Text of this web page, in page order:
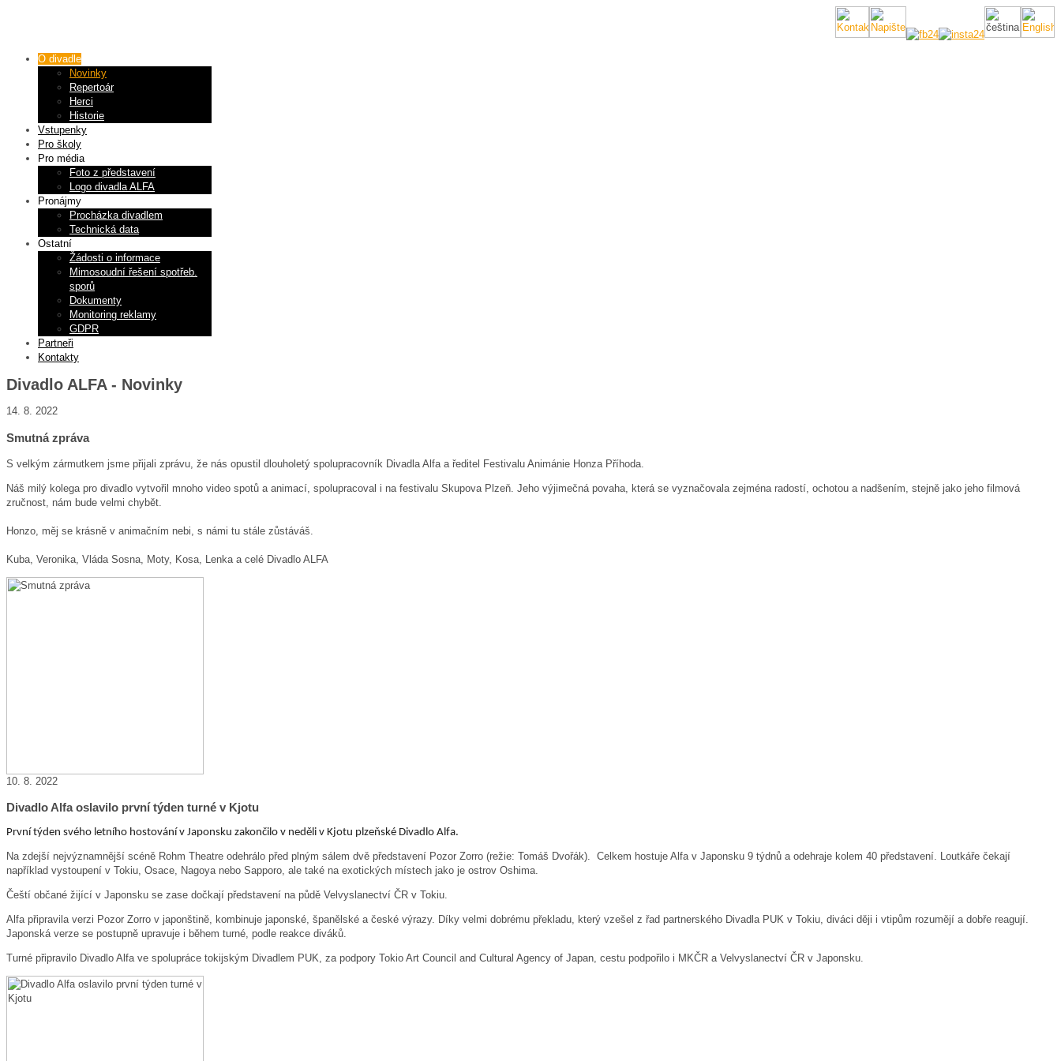
O divadle
Novinky
Repertoár
Herci
Historie
Vstupenky
Pro školy
Pro média
Foto z představení
Logo divadla ALFA
Pronájmy
Procházka divadlem
Technická data
Ostatní
Žádosti o informace
Mimosoudní řešení spotřeb.
sporů
Dokumenty
Monitoring reklamy
GDPR
Partneři
Kontakty
Divadlo ALFA - Novinky
14. 8. 2022
Smutná zpráva
S velkým zármutkem jsme přijali zprávu, že nás opustil dlouholetý spolupracovník Divadla Alfa a ředitel Festivalu Animánie Honza Příhoda.
Náš milý kolega pro divadlo vytvořil mnoho video spotů a animací, spolupracoval i na festivalu Skupova Plzeň. Jeho výjimečná povaha, která se vyznačovala zejména radostí, ochotou a nadšením, stejně jako jeho filmová
zručnost, nám bude velmi chybět.
Honzo, měj se krásně v animačním nebi, s námi tu stále zůstáváš.
Kuba, Veronika, Vláda Sosna, Moty, Kosa, Lenka a celé Divadlo ALFA
10. 8. 2022
Divadlo Alfa oslavilo první týden turné v Kjotu
První týden svého letního hostování v Japonsku zakončilo v neděli v Kjotu plzeňské Divadlo Alfa.
Na zdejší nejvýznamnější scéně Rohm Theatre odehrálo před plným sálem dvě představení Pozor Zorro (režie: Tomáš Dvořák). Celkem hostuje Alfa v Japonsku 9 týdnů a odehraje kolem 40 představení. Loutkáře čekají
například vystoupení v Tokiu, Osace, Nagoya nebo Sapporo, ale také na exotických místech jako je ostrov Oshima.
Čeští občané žijící v Japonsku se zase dočkají představení na půdě Velvyslanectví ČR v Tokiu.
Alfa připravila verzi Pozor Zorro v japonštině, kombinuje japonské, španělské a české výrazy. Díky velmi dobrému překladu, který vzešel z řad partnerského Divadla PUK v Tokiu, diváci ději i vtipům rozumějí a dobře reagují.
Japonská verze se postupně upravuje i během turné, podle reakce diváků.
Turné připravilo Divadlo Alfa ve spolupráce tokijským Divadlem PUK, za podpory Tokio Art Council and Cultural Agency of Japan, cestu podpořilo i MKČR a Velvyslanectví ČR v Japonsku.